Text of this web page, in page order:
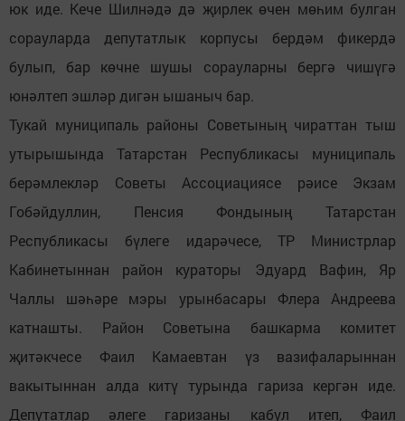
юк иде. Кече Шилнәдә дә җирлек өчен мөһим булган
сорауларда депутатлык корпусы бердәм фикердә
булып, бар көчне шушы сорауларны бергә чишүгә
юнәлтеп эшләр дигән ышаныч бар.
Тукай муниципаль районы Советының чираттан тыш
утырышында Татарстан Республикасы муниципаль
берәмлекләр Советы Ассоциациясе рәисе Экзам
Гобәйдуллин, Пенсия Фондының Татарстан
Республикасы бүлеге идарәчесе, ТР Министрлар
Кабинетыннан район кураторы Эдуард Вафин, Яр
Чаллы шәһәре мэры урынбасары Флера Андреева
катнашты. Район Советына башкарма комитет
җитәкчесе Фаил Камаевтан үз вазифаларыннан
вакытыннан алда китү турында гариза кергән иде.
Депутатлар әлеге гаризаны кабул итеп, Фаил